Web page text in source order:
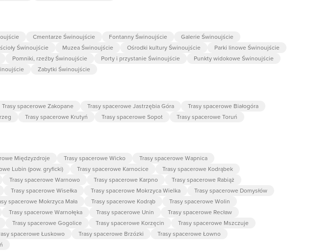
Cmentarze Świnoujście Fontanny Świnoujście
Galerie Świnoujście
Świnoujście Muzea Świnoujście Ośrodki kultury Świnoujście
Parki linowe Świnoujście
Pomniki, rzeźby Świnoujście Porty i przystanie Świnoujście
Punkty widokowe Świnoujście
Zabytki Świnoujście
Trasy spacerowe Zakopane Trasy spacerowe Jastrzębia Góra
Trasy spacerowe Białogóra
Trasy spacerowe Krutyń Trasy spacerowe Sopot Trasy spacerowe Toruń
Międzyzdroje Trasy spacerowe Wicko
Trasy spacerowe Wapnica
Lubin (pow. gryficki) Trasy spacerowe Karnocice
Trasy spacerowe Kodrąbek
Trasy spacerowe Warnowo Trasy spacerowe Karpno
Trasy spacerowe Rabiąż
Trasy spacerowe Wisełka Trasy spacerowe Mokrzyca Wielka
Trasy spacerowe Domysłów
spacerowe Mokrzyca Mała Trasy spacerowe Kodrąb
Trasy spacerowe Wolin
Trasy spacerowe Warnołęka Trasy spacerowe Unin
Trasy spacerowe Recław
Trasy spacerowe Gogolice Trasy spacerowe Korzęcin
Trasy spacerowe Mszczuje
spacerowe Łuskowo Trasy spacerowe Brzózki
Trasy spacerowe Łowno